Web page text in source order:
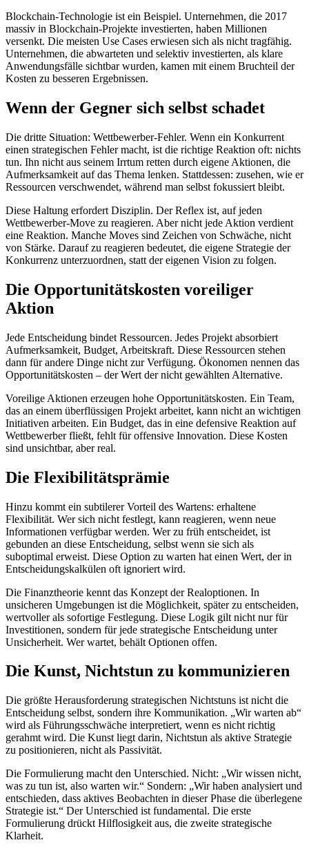
Blockchain-Technologie ist ein Beispiel. Unternehmen, die 2017
massiv in Blockchain-Projekte investierten, haben Millionen
versenkt. Die meisten Use Cases erwiesen sich als nicht tragfähig.
Unternehmen, die abwarteten und selektiv investierten, als klare
Anwendungsfälle sichtbar wurden, kamen mit einem Bruchteil der
Kosten zu besseren Ergebnissen.
Wenn der Gegner sich selbst schadet
Die dritte Situation: Wettbewerber-Fehler. Wenn ein Konkurrent
einen strategischen Fehler macht, ist die richtige Reaktion oft: nichts
tun. Ihn nicht aus seinem Irrtum retten durch eigene Aktionen, die
Aufmerksamkeit auf das Thema lenken. Stattdessen: zusehen, wie er
Ressourcen verschwendet, während man selbst fokussiert bleibt.
Diese Haltung erfordert Disziplin. Der Reflex ist, auf jeden
Wettbewerber-Move zu reagieren. Aber nicht jede Aktion verdient
eine Reaktion. Manche Moves sind Zeichen von Schwäche, nicht
von Stärke. Darauf zu reagieren bedeutet, die eigene Strategie der
Konkurrenz unterzuordnen, statt der eigenen Vision zu folgen.
Die Opportunitätskosten voreiliger
Aktion
Jede Entscheidung bindet Ressourcen. Jedes Projekt absorbiert
Aufmerksamkeit, Budget, Arbeitskraft. Diese Ressourcen stehen
dann für andere Dinge nicht zur Verfügung. Ökonomen nennen das
Opportunitätskosten – der Wert der nicht gewählten Alternative.
Voreilige Aktionen erzeugen hohe Opportunitätskosten. Ein Team,
das an einem überflüssigen Projekt arbeitet, kann nicht an wichtigen
Initiativen arbeiten. Ein Budget, das in eine defensive Reaktion auf
Wettbewerber fließt, fehlt für offensive Innovation. Diese Kosten
sind unsichtbar, aber real.
Die Flexibilitätsprämie
Hinzu kommt ein subtilerer Vorteil des Wartens: erhaltene
Flexibilität. Wer sich nicht festlegt, kann reagieren, wenn neue
Informationen verfügbar werden. Wer zu früh entscheidet, ist
gebunden an diese Entscheidung, selbst wenn sie sich als
suboptimal erweist. Diese Option zu warten hat einen Wert, der in
Entscheidungskalkülen oft ignoriert wird.
Die Finanztheorie kennt das Konzept der Realoptionen. In
unsicheren Umgebungen ist die Möglichkeit, später zu entscheiden,
wertvoller als sofortige Festlegung. Diese Logik gilt nicht nur für
Investitionen, sondern für jede strategische Entscheidung unter
Unsicherheit. Wer wartet, behält Optionen offen.
Die Kunst, Nichtstun zu kommunizieren
Die größte Herausforderung strategischen Nichtstuns ist nicht die
Entscheidung selbst, sondern ihre Kommunikation. „Wir warten ab“
wird als Führungsschwäche interpretiert, wenn es nicht richtig
gerahmt wird. Die Kunst liegt darin, Nichtstun als aktive Strategie
zu positionieren, nicht als Passivität.
Die Formulierung macht den Unterschied. Nicht: „Wir wissen nicht,
was zu tun ist, also warten wir.“ Sondern: „Wir haben analysiert und
entschieden, dass aktives Beobachten in dieser Phase die überlegene
Strategie ist.“ Der Unterschied ist fundamental. Die erste
Formulierung drückt Hilflosigkeit aus, die zweite strategische
Klarheit.